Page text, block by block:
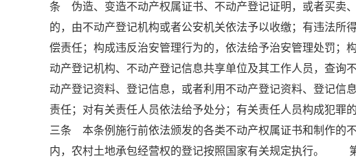
条 伪造、变造不动产权属证书、不动产登记证明，或者买卖
的，由不动产登记机构或者公安机关依法予以收缴；有违法所
偿责任；构成违反治安管理行为的，依法给予治安管理处
动产登记机构、不动产登记信息共享单位及其工作人员，查询
动产登记资料、登记信息，或者利用不动产登记资料、登记信
责任；对有关责任人员依法给予处分；有关责任人员构
三条 本条例施行前依法颁发的各类不动产权属证书和制作
内，农村土地承包经营权的登记按照国家有关规定执行。